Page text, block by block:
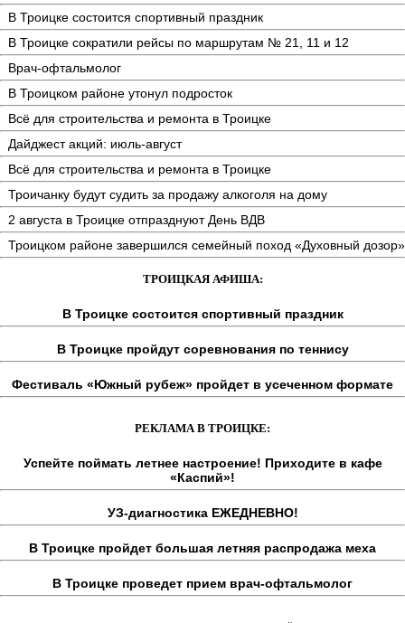
В Троицке состоится спортивный праздник
В Троицке сократили рейсы по маршрутам № 21, 11 и 12
Врач-офтальмолог
В Троицком районе утонул подросток
Всё для строительства и ремонта в Троицке
Дайджест акций: июль-август
Всё для строительства и ремонта в Троицке
Троичанку будут судить за продажу алкоголя на дому
2 августа в Троицке отпразднуют День ВДВ
Троицком районе завершился семейный поход «Духовный дозор»
ТРОИЦКАЯ АФИША:
В Троицке состоится спортивный праздник
В Троицке пройдут соревнования по теннису
Фестиваль «Южный рубеж» пройдет в усеченном формате
РЕКЛАМА В ТРОИЦКЕ:
Успейте поймать летнее настроение! Приходите в кафе
«Каспий»!
УЗ-диагностика ЕЖЕДНЕВНО!
В Троицке пройдет большая летняя распродажа меха
В Троицке проведет прием врач-офтальмолог